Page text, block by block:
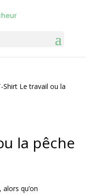
Shirt Le travail ou la
la pêche
qu’on